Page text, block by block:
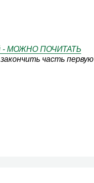
- МОЖНО ПОЧИТАТЬ
часть первую